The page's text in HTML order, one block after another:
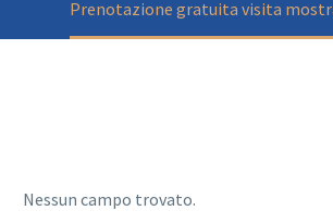
Prenotazione gratuita visita
Nessun campo trovato.